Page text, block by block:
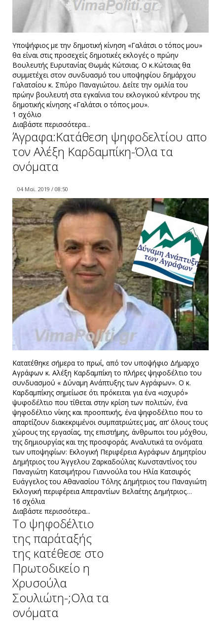
Υποψήφιος με την δημοτική κίνηση «Γαλάτσι ο τόπος μου»
θα είναι στις προσεχείς δημοτικές εκλογές ο πρώην
Βουλευτής Ευρυτανίας Θωμάς Κώτσιας. Ο κ.Κώτσιας θα
συμμετέχει στον συνδυασμό του υποψηφίου δημάρχου
Γαλατσίου κ. Σπύρο Παναγιώτου. Δείτε την ομιλία του
πρώην βουλευτή στα εγκαίνια του εκλογικού κέντρου της
δημοτικής κίνησης «Γαλάτσι ο τόπος μου».
1 σχόλιο
Διαβάστε περισσότερα...
Άγραφα:Kατάθεση ψηφοδελτίου απο
τον Αλέξη Καρδαμπίκη-Όλα τα
ονόματα
04 Μαϊ. 2019 / 08:50
Κατατέθηκε σήμερα το πρωί, από τον υποψήφιο Δήμαρχο
Αγράφων κ. Αλέξη Καρδαμπίκη το πλήρες ψηφοδέλτιο του
συνδυασμού « Δύναμη Ανάπτυξης των Αγράφων». Ο κ.
Καρδαμπίκης σημείωσε ότι πρόκειται για ένα «ισχυρό»
ψυφοδέλτιο που τίθεται στην κρίση των πολιτών, ένα
ψηφοδέλτιο νίκης και προοπτικής, ένα ψηφοδέλτιο που το
απαρτίζουν διακεκριμένοι συμπατριώτες μας, απ’ όλους τους
χώρους της εργασίας, της επιστήμης, άνθρωποι του μόχθου,
της δημιουργίας και της προσφοράς. Αναλυτικά τα ονόματα
των υποψηφίων: Εκλογική Περιφέρεια Αγράφων Δημητρίου
Δημήτριος του Άγγελου Ζαρκαδούλας Κωνσταντίνος του
Παναγιώτη Κατσιμήτρου Γιαννούλα του Ηλία Κατσιφός
Ευάγγελος του Αθανασίου Τόλης Δημήτριος του Παναγιώτη
Εκλογική περιφέρεια Απεραντίων Βελαέτης Δημήτριος…
16 σχόλια
Διαβάστε περισσότερα...
Το ψηφοδέλτιο
της παράταξής
της κατέθεσε στο
Πρωτοδικείο η
Χρυσούλα
Σουλιώτη-;Oλα τα
ονόματα